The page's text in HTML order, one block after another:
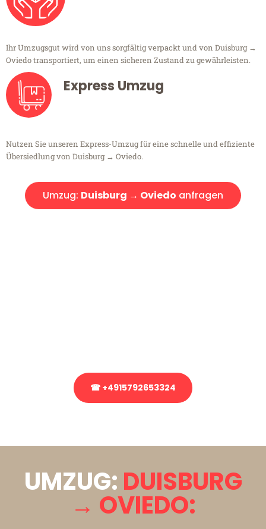
Ihr Umzugsgut wird von uns sorgfältig verpackt und von Duisburg →
Oviedo transportiert, um einen sicheren Zustand zu gewährleisten.
Express Umzug
Nutzen Sie unseren Express-Umzug für eine schnelle und effiziente
Übersiedlung von Duisburg → Oviedo.
Umzug: Duisburg → Oviedo anfragen
☎ +4915792653324
UMZUG: DUISBURG
→ OVIEDO: